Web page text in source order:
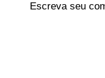
Escreva seu